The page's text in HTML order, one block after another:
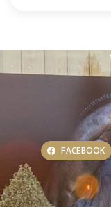
FACEBOOK